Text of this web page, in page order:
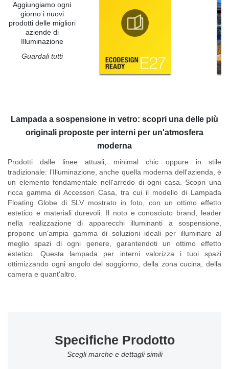
Lampada a sospensione in vetro: scopri una delle più
originali proposte per interni per un'atmosfera
moderna
Prodotti dalle linee attuali, minimal chic oppure in stile
tradizionale: l’Illuminazione, anche quella moderna dell'azienda, è
un elemento fondamentale nell'arredo di ogni casa. Scopri una
ricca gamma di Accessori Casa, tra cui il modello di Lampada
Floating Globe di SLV mostrato in foto, con un ottimo effetto
estetico e materiali durevoli. Il noto e conosciuto brand, leader
nella realizzazione di apparecchi illuminanti a sospensione,
propone un'ampia gamma di soluzioni ideali per illuminare al
meglio spazi di ogni genere, garantendoti un ottimo effetto
estetico. Questa lampada per interni valorizza i tuoi spazi
ottimizzando ogni angolo del soggiorno, della zona cucina, della
camera e quant'altro.
Aggiungiamo ogni
giorno i nuovi
prodotti delle migliori
aziende di
Illuminazione
Guardali tutti
Specifiche Prodotto
Scegli marche e dettagli simili